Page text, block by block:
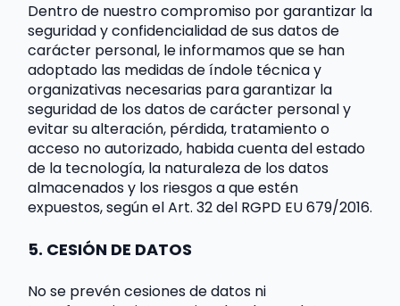
Dentro de nuestro compromiso por garantizar la
seguridad y confidencialidad de sus datos de
carácter personal, le informamos que se han
adoptado las medidas de índole técnica y
organizativas necesarias para garantizar la
seguridad de los datos de carácter personal y
evitar su alteración, pérdida, tratamiento o
acceso no autorizado, habida cuenta del estado
de la tecnología, la naturaleza de los datos
almacenados y los riesgos a que estén
expuestos, según el Art. 32 del RGPD EU 679/2016.
5. CESIÓN DE DATOS
No se prevén cesiones de datos ni